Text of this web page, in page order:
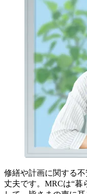
修繕や計画に関する
丈夫です。MRCは“暮